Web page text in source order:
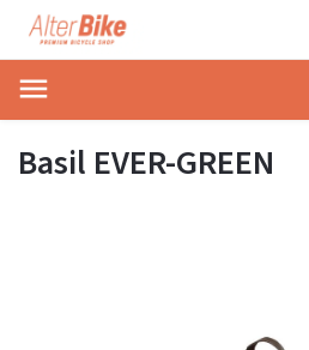
Basil EVER-GREEN